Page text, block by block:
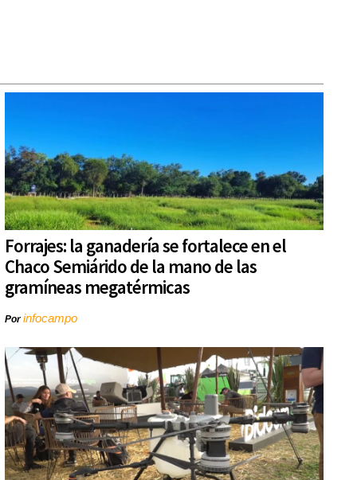
Forrajes: la ganadería se fortalece en el
Chaco Semiárido de la mano de las
gramíneas megatérmicas
Porinfocampo